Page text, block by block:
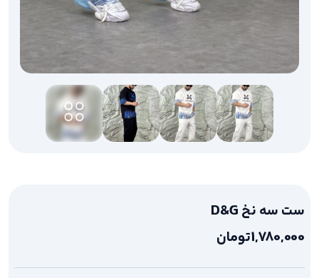
ست سه نخ D&G
1,780,000تومان